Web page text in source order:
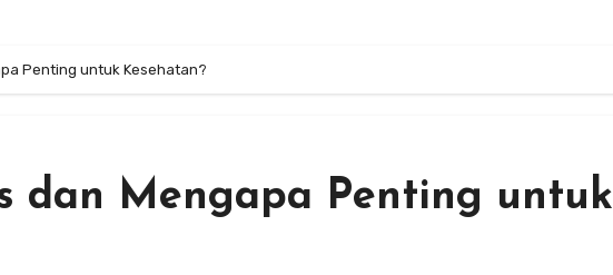
Penting untuk Kesehatan?
dan Mengapa Penting untuk